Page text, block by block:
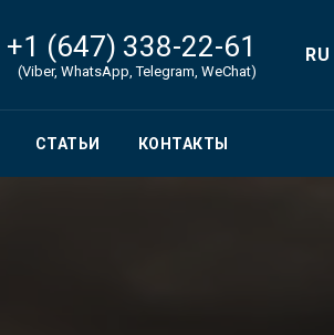
+1 (647) 338-22-61
(Viber, WhatsApp, Telegram, WeChat)
RU
СТАТЬИ КОНТАКТЫ